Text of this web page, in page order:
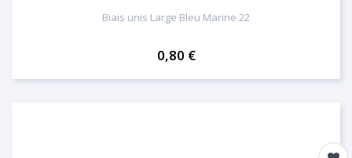
Biais unis Large Bleu Marine 22
0,80 €